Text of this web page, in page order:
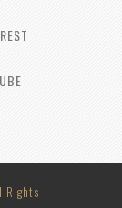
Rights